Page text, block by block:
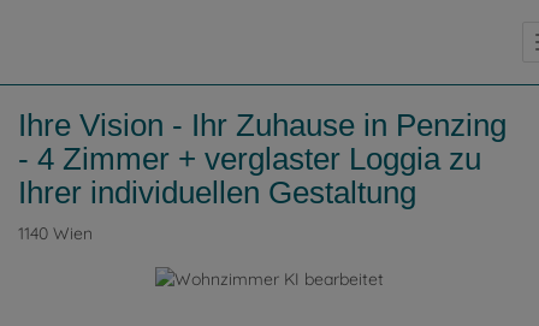
Ihre Vision - Ihr Zuhause in Penzing
- 4 Zimmer + verglaster Loggia zu
Ihrer individuellen Gestaltung
1140 Wien